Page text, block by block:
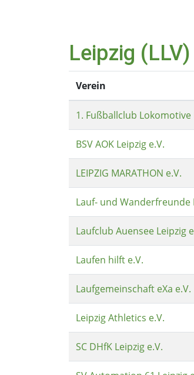
Leipzig (LLV)
Verein
1. Fußballclub Lokomotive
BSV AOK Leipzig e.V.
LEIPZIG MARATHON e.V.
Lauf- und Wanderfreunde
Laufclub Auensee Leipzig
Laufen hilft e.V.
Laufgemeinschaft eXa e.V.
Leipzig Athletics e.V.
SC DHfK Leipzig e.V.